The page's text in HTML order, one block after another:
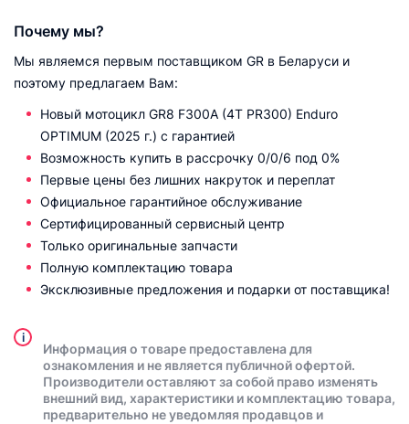
Почему мы?
Мы являемся первым поставщиком GR в Беларуси и
поэтому предлагаем Вам:
Новый мотоцикл GR8 F300A (4T PR300) Enduro
OPTIMUM (2025 г.) с гарантией
Возможность купить в рассрочку 0/0/6 под 0%
Первые цены без лишних накруток и переплат
Официальное гарантийное обслуживание
Сертифицированный сервисный центр
Только оригинальные запчасти
Полную комплектацию товара
Эксклюзивные предложения и подарки от поставщика!
i
Информация о товаре предоставлена для
ознакомления и не является публичной офертой.
Производители оставляют за собой право изменять
внешний вид, характеристики и комплектацию товара,
предварительно не уведомляя продавцов и